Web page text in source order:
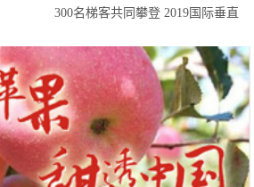
300名梯客共同攀登 2019国际垂直
站欢乐开跑